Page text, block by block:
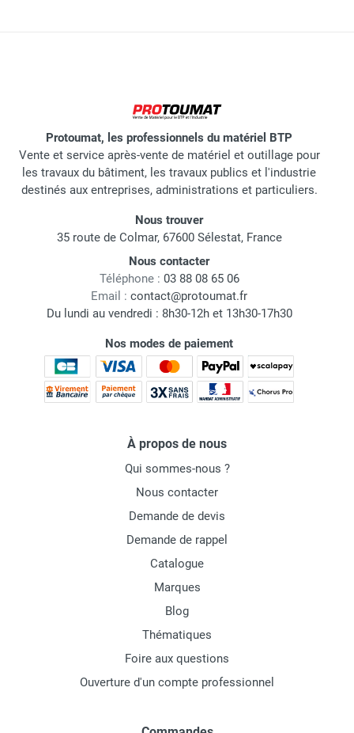
Protoumat, les professionnels du matériel BTP
Vente et service après-vente de matériel et outillage pour
les travaux du bâtiment, les travaux publics et l'industrie
destinés aux entreprises, administrations et particuliers.
Nous trouver
35 route de Colmar, 67600 Sélestat, France
Nous contacter
Téléphone : 03 88 08 65 06
Email : contact@protoumat.fr
Du lundi au vendredi : 8h30-12h et 13h30-17h30
Nos modes de paiement
À propos de nous
Qui sommes-nous ?
Nous contacter
Demande de devis
Demande de rappel
Catalogue
Marques
Blog
Thématiques
Foire aux questions
Ouverture d'un compte professionnel